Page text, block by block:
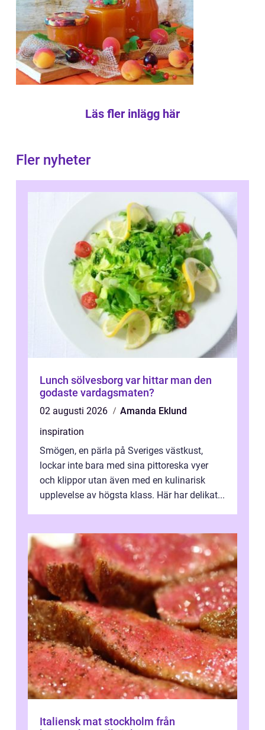
Läs fler inlägg här
Fler nyheter
Lunch sölvesborg var hittar man den
godaste vardagsmaten?
02 augusti 2026
Amanda Eklund
inspiration
Smögen, en pärla på Sveriges västkust,
lockar inte bara med sina pittoreska vyer
och klippor utan även med en kulinarisk
upplevelse av högsta klass. Här har delikat...
Italiensk mat stockholm från